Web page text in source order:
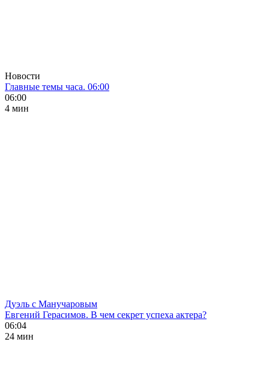
Новости
Главные темы часа. 06:00
06:00
4 мин
Дуэль с Манучаровым
Евгений Герасимов. В чем секрет успеха актера?
06:04
24 мин